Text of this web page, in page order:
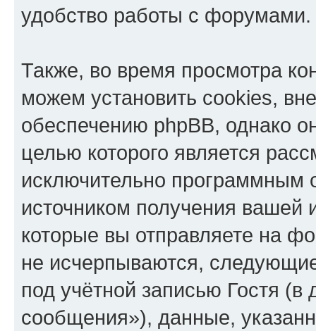
удобство работы с форумами.
Также, во время просмотра
можем установить cookies,
обеспечению phpBB, однако
целью которого является
исключительно программным
источником получения
которые вы отправляете на
не исчерпываются,
под учётной записью Гостя
сообщения»), данные,